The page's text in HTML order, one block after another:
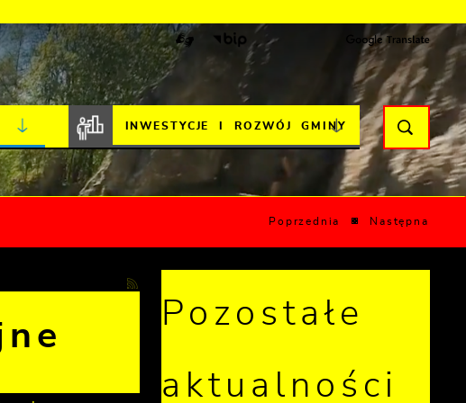
INWESTYCJE I ROZWÓJ GMINY
Poprzednia Następna
Pozostałe
aktualności